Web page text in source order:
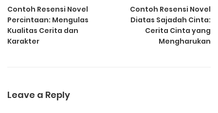
Contoh Resensi Novel
Percintaan: Mengulas
Kualitas Cerita dan
Karakter
Contoh Resensi Novel
Diatas Sajadah Cinta:
Cerita Cinta yang
Mengharukan
Leave a Reply